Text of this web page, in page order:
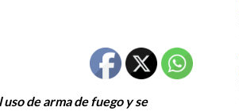
de arma de fuego y se